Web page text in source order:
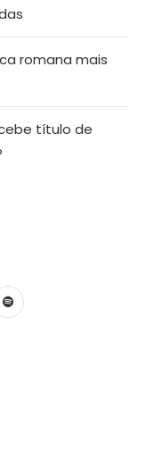
romana mais
título de